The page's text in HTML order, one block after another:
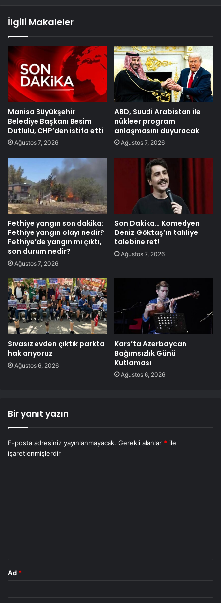
İlgili Makaleler
Manisa Büyükşehir
Belediye Başkanı Besim
Dutlulu, CHP’den istifa etti
Ağustos 7, 2026
ABD, Suudi Arabistan ile
nükleer program
anlaşmasını duyuracak
Ağustos 7, 2026
Fethiye yangın son dakika:
Fethiye yangın olayı nedir?
Fethiye’de yangın mı çıktı,
son durum nedir?
Ağustos 7, 2026
Son Dakika… Komedyen
Deniz Göktaş’ın tahliye
talebine ret!
Ağustos 7, 2026
Sıvasız evden çıktık parkta
hak arıyoruz
Ağustos 6, 2026
Kars’ta Azerbaycan
Bağımsızlık Günü
Kutlaması
Ağustos 6, 2026
Bir yanıt yazın
E-posta adresiniz yayınlanmayacak. Gerekli alanlar * ile
işaretlenmişlerdir
Ad *